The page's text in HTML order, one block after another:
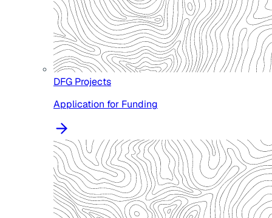
DFG Projects
Application for Funding